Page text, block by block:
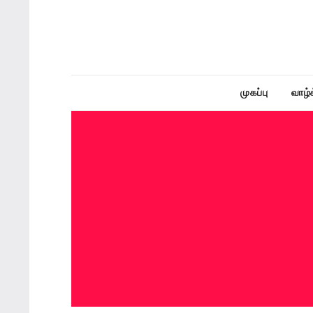
Here, we have brought you to an extensive
முகப்பு